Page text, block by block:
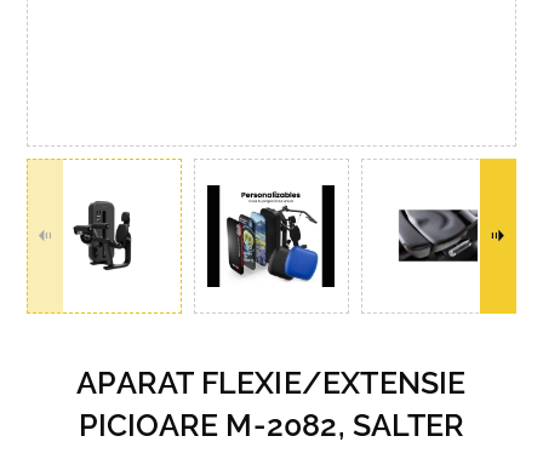
APARAT FLEXIE/EXTENSIE
PICIOARE M-2082, SALTER